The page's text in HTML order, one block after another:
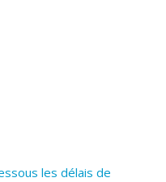
les délais de